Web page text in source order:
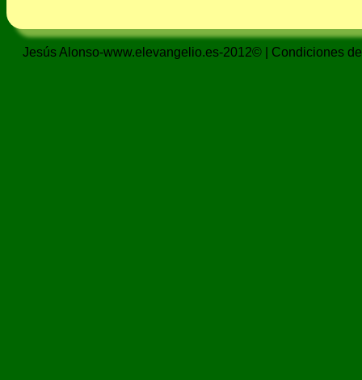
Jesús Alonso-www.elevangelio.es-2012© | Condiciones